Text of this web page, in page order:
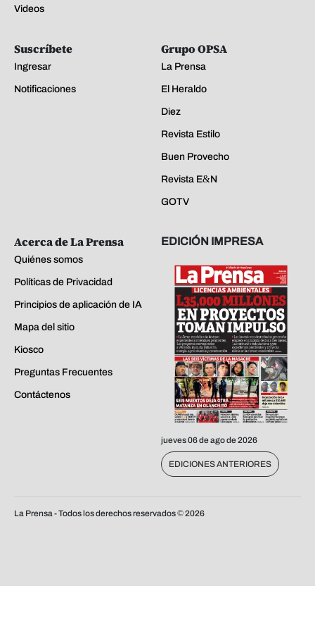
Videos
Suscríbete
Ingresar
Notificaciones
Grupo OPSA
La Prensa
El Heraldo
Diez
Revista Estilo
Buen Provecho
Revista E&N
GOTV
Acerca de La Prensa
Quiénes somos
Políticas de Privacidad
Principios de aplicación de IA
Mapa del sitio
Kiosco
Preguntas Frecuentes
Contáctenos
EDICIÓN IMPRESA
jueves 06 de ago de 2026
EDICIONES ANTERIORES
La Prensa - Todos los derechos reservados ©2026